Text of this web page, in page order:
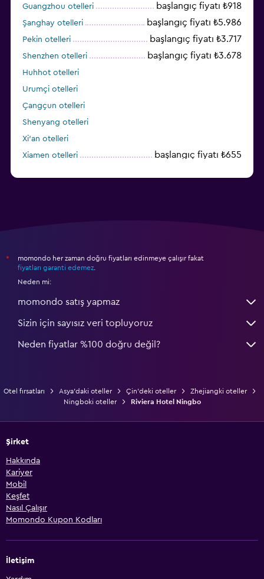
Guangzhou otelleri
başlangıç fiyatı ₺918
Şanghay otelleri başlangıç fiyatı ₺5.986
Pekin otelleri başlangıç fiyatı ₺3.717
Shenzhen otelleri başlangıç fiyatı ₺3.678
Huhhot otelleri
Urumçi otelleri
Çangçun otelleri
Shenyang otelleri
Xi'an otelleri
Xiamen otelleri
başlangıç fiyatı ₺655
*
momondo her zaman doğru fiyatları edinmeye çalışır fakat
fiyatları garanti edemez
Neden mi:
momondo satış yapmaz
Sizin için sayısız veri topluyoruz
Neden fiyatlar %100 doğru değil?
Otel fırsatları Asya'daki oteller Çin'deki oteller
Zhejiangki oteller
Ningboki oteller
Riviera Hotel Ningbo
Şirket
Hakkında
Kariyer
Mobil
Keşfet
Nasıl Çalışır
Momondo Kupon Kodları
İletişim